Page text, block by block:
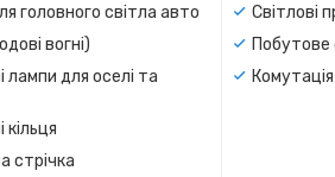
головного світла авто
вогні)
лампи для оселі та
кільця
стрічка
Світлові
Побутове
Комутація